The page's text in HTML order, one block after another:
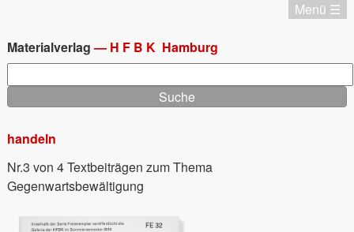
Inhalt
Menü ☰
Chronologie
Editionen
Materialverlag
Aktuell
Startseite
Startseite
Impressum
Datenschutz
English
Materialverlag— HFBK Hamburg
handeln
Nr.3 von 4 Textbeiträgen zum Thema
Gegenwartsbewältigung